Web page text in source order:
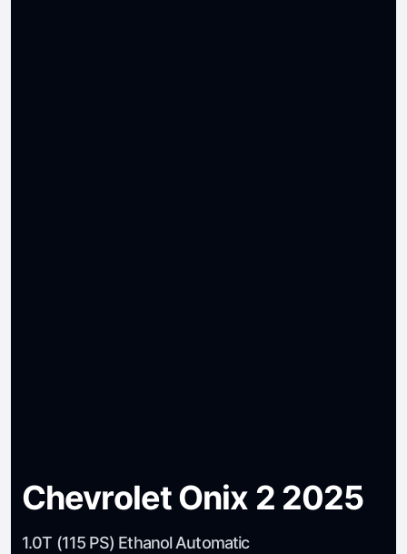
Chevrolet Onix 2 2025
1.0T (115 PS) Ethanol Automatic